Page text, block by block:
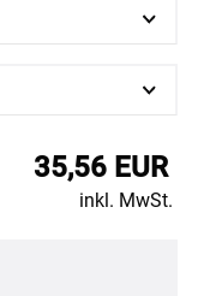
35,56 EUR
inkl. MwSt.